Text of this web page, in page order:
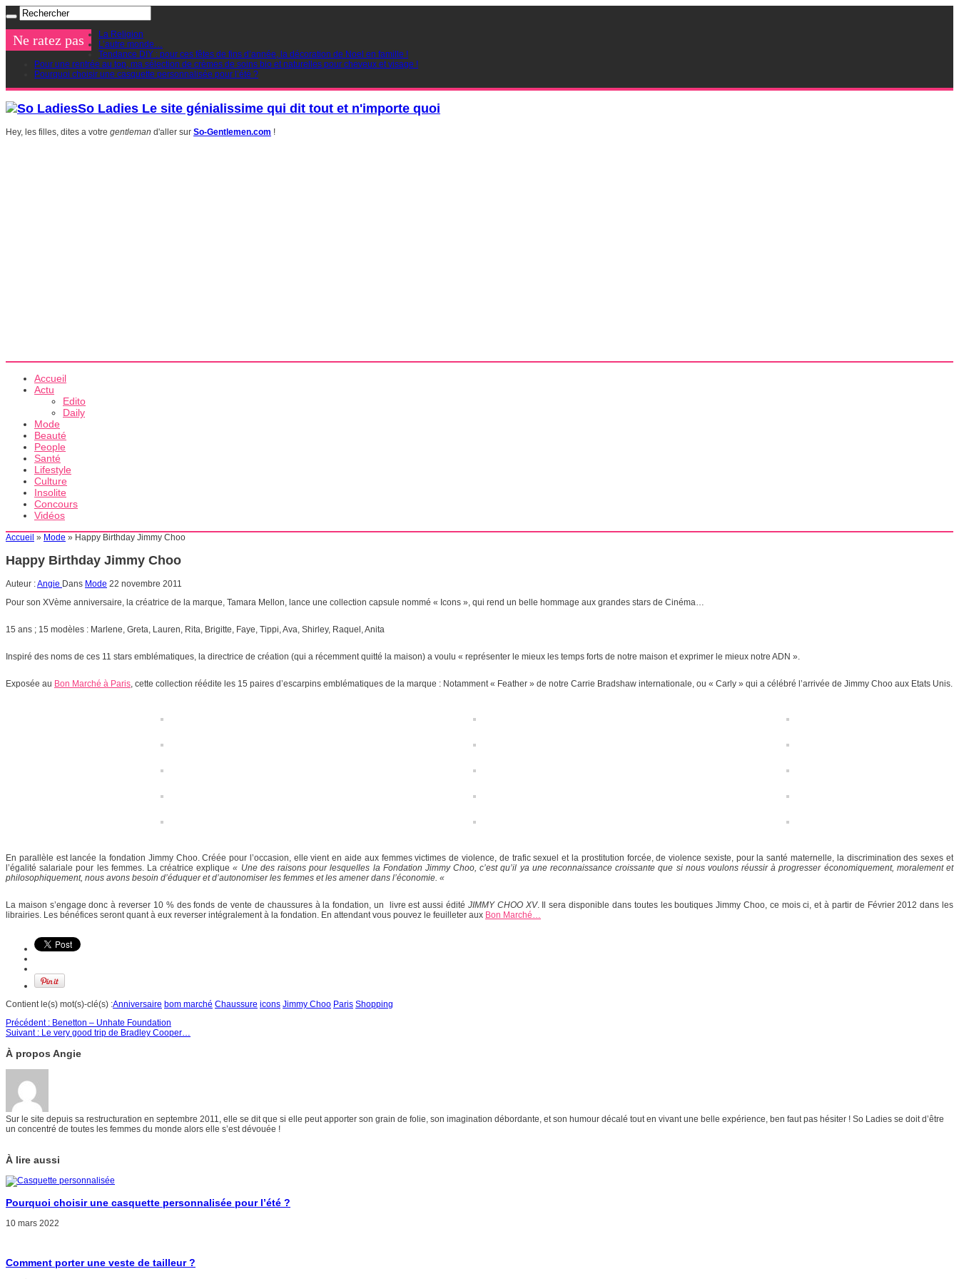
Ne ratez pas
La Religion
L’autre monde…
Tendance DIY : pour ces fêtes de fins d’année, la décoration de Noel en famille !
Pour une rentrée au top, ma sélection de crèmes de soins bio et naturelles pour cheveux et visage !
Pourquoi choisir une casquette personnalisée pour l’été ?
So Ladies Le site génialissime qui dit tout et n'importe quoi
Hey, les filles, dites a votre gentleman d'aller sur So-Gentlemen.com !
Accueil
Actu
Edito
Daily
Mode
Beauté
People
Santé
Lifestyle
Culture
Insolite
Concours
Vidéos
Accueil » Mode » Happy Birthday Jimmy Choo
Happy Birthday Jimmy Choo
Auteur :Angie Dans Mode 22 novembre 2011
Pour son XVème anniversaire, la créatrice de la marque, Tamara Mellon, lance une collection capsule nommé « Icons », qui rend un belle hommage aux grandes stars de Cinéma…
15 ans ; 15 modèles : Marlene, Greta, Lauren, Rita, Brigitte, Faye, Tippi, Ava, Shirley, Raquel, Anita
Inspiré des noms de ces 11 stars emblématiques, la directrice de création (qui a récemment quitté la maison) a voulu « représenter le mieux les temps forts de notre maison et exprimer le mieux notre ADN ».
Exposée au Bon Marché à Paris , cette collection réédite les 15 paires d’escarpins emblématiques de la marque : Notamment « Feather » de notre Carrie Bradshaw internationale, ou « Carly » qui a célébré l’arrivée de Jimmy Choo aux Etats Unis.
En parallèle est lancée la fondation Jimmy Choo. Créée pour l’occasion, elle vient en aide aux femmes victimes de violence, de trafic sexuel et la prostitution forcée, de violence sexiste, pour la santé maternelle, la discrimination des sexes et
l’égalité salariale pour les femmes. La créatrice explique« Une des raisons pour lesquelles la Fondation Jimmy Choo, c’est qu’il ya une reconnaissance croissante que si nous voulons réussir à progresser économiquement, moralement et
philosophiquement, nous avons besoin d’éduquer et d’autonomiser les femmes et les amener dans l’économie. «
La maison s’engage donc à reverser 10 % des fonds de vente de chaussures à la fondation, un livre est aussi édité JIMMY CHOO XV. Il sera disponible dans toutes les boutiques Jimmy Choo, ce mois ci, et à partir de Février 2012 dans les
librairies. Les bénéfices seront quant à eux reverser intégralement à la fondation. En attendant vous pouvez le feuilleter aux Bon Marché…
Contient le(s) mot(s)-clé(s) :Anniversaire bom marché Chaussure icons Jimmy Choo Paris Shopping
Précédent : Benetton – Unhate Foundation
Suivant : Le very good trip de Bradley Cooper…
À propos Angie
Sur le site depuis sa restructuration en septembre 2011, elle se dit que si elle peut apporter son grain de folie, son imagination débordante, et son humour décalé tout en vivant une belle expérience, ben faut pas hésiter ! So Ladies se doit d’être
un concentré de toutes les femmes du monde alors elle s’est dévouée !
À lire aussi
Pourquoi choisir une casquette personnalisée pour l’été ?
10 mars 2022
Comment porter une veste de tailleur ?